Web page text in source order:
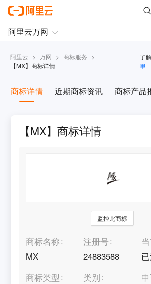
阿里云 > 万网 > 商标服务 >
【MX】商标详情
了
里
商标详情 近期商标资讯 商标产品
【MX】商标详情
监控此商标
商标名称
MX
注册号
24883588
商标类型
类别